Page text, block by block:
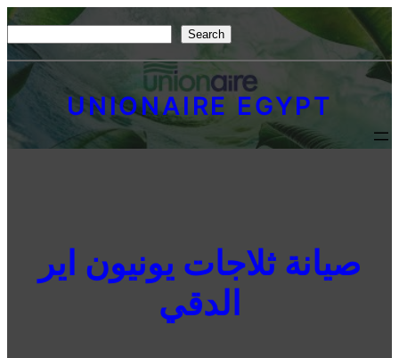
Skip
to
content
e
r
c
Search
UNIONAIRE EGYPT
صيانة ثلاجات يونيون اير
الدقي